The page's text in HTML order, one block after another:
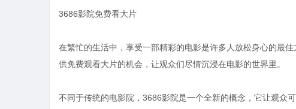
3686影院免费看大片
在繁忙的生活中，享受一部精彩的电影是许多人放松身心的最
供免费观看大片的机会，让观众们尽情沉浸在电影的世界里。
不同于传统的电影院，3686影院是一个全新的概念，它让观众